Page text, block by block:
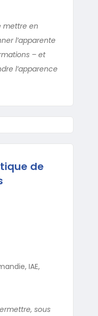
mettre en
l’apparente
– et
l’apparence
de
IAE,
sous